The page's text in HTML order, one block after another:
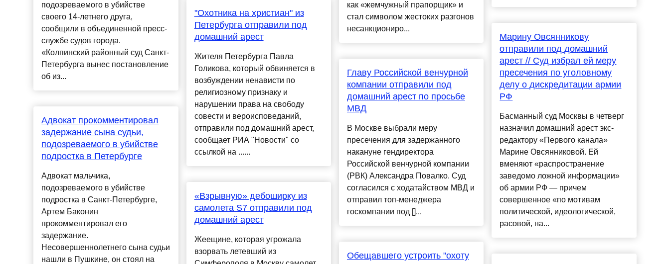
подозреваемого в убийстве
своего 14-летнего друга,
сообщили в объединенной пресс-
службе судов города.
«Колпинский районный суд Санкт-
Петербурга вынес постановление
об из...
Адвокат прокомментировал
задержание сына судьи,
подозреваемого в убийстве
подростка в Петербурге
Адвокат мальчика,
подозреваемого в убийстве
подростка в Санкт-Петербурге,
Артем Баконин
прокомментировал его
задержание.
Несовершеннолетнего сына судьи
нашли в Пушкине, он стоял на
"Охотника на христиан" из
Петербурга отправили под
домашний арест
Жителя Петербурга Павла
Голикова, который обвиняется в
возбуждении ненависти по
религиозному признаку и
нарушении права на свободу
совести и вероисповеданий,
отправили под домашний арест,
сообщает РИА "Новости" со
ссылкой на ......
«Взрывную» дебоширку из
самолета S7 отправили под
домашний арест
Жеещине, которая угрожала
взорвать летевший из
как «жемчужный прапорщик» и
стал символом жестоких разгонов
несанкциониро...
Главу Российской венчурной
компании отправили под
домашний арест по просьбе
МВД
В Москве выбрали меру
пресечения для задержанного
накануне гендиректора
Российской венчурной компании
(РВК) Александра Повалко. Суд
согласился с ходатайством МВД и
отправил топ-менеджера
госкомпании под []...
Обещавшего устроить "охоту
Марину Овсянникову
отправили под домашний
арест // Суд избрал ей меру
пресечения по уголовному
делу о дискредитации армии
РФ
Басманный суд Москвы в четверг
назначил домашний арест экс-
редактору «Первого канала»
Марине Овсянниковой. Ей
вменяют «распространение
заведомо ложной информации»
об армии РФ — причем
совершенное «по мотивам
политической, идеологической,
расовой, на...